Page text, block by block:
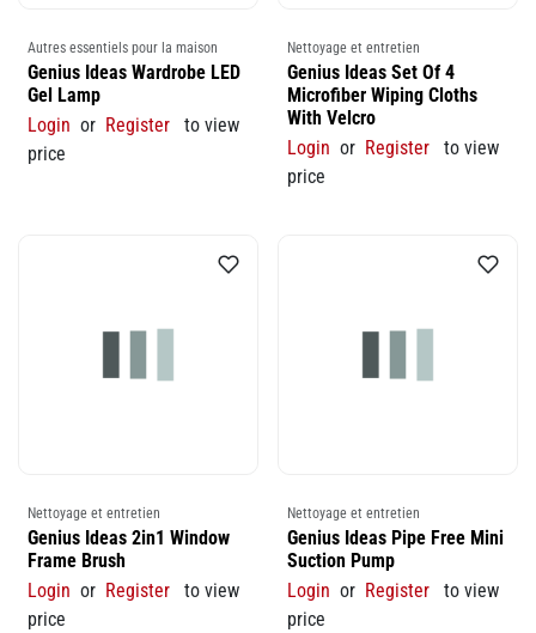
Autres essentiels pour la maison
Genius Ideas Wardrobe LED
Gel Lamp
Login or Register
to view
price
Nettoyage et entretien
Genius Ideas Set Of 4
Microfiber Wiping Cloths
With Velcro
Login or Register
to view
price
Nettoyage et entretien
Genius Ideas 2in1 Window
Frame Brush
Login or Register
to view
price
Nettoyage et entretien
Genius Ideas Pipe Free Mini
Suction Pump
Login or Register
to view
price